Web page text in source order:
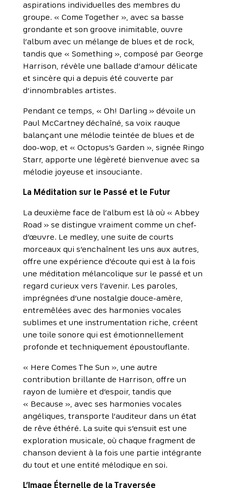
aspirations individuelles des membres du
groupe. « Come Together », avec sa basse
grondante et son groove inimitable, ouvre
l’album avec un mélange de blues et de rock,
tandis que « Something », composé par George
Harrison, révèle une ballade d’amour délicate
et sincère qui a depuis été couverte par
d’innombrables artistes.
Pendant ce temps, « Oh! Darling » dévoile un
Paul McCartney déchaîné, sa voix rauque
balançant une mélodie teintée de blues et de
doo-wop, et « Octopus’s Garden », signée Ringo
Starr, apporte une légèreté bienvenue avec sa
mélodie joyeuse et insouciante.
La Méditation sur le Passé et le Futur
La deuxième face de l’album est là où « Abbey
Road » se distingue vraiment comme un chef-
d’œuvre. Le medley, une suite de courts
morceaux qui s’enchaînent les uns aux autres,
offre une expérience d’écoute qui est à la fois
une méditation mélancolique sur le passé et un
regard curieux vers l’avenir. Les paroles,
imprégnées d’une nostalgie douce-amère,
entremêlées avec des harmonies vocales
sublimes et une instrumentation riche, créent
une toile sonore qui est émotionnellement
profonde et techniquement époustouflante.
« Here Comes The Sun », une autre
contribution brillante de Harrison, offre un
rayon de lumière et d’espoir, tandis que
« Because », avec ses harmonies vocales
angéliques, transporte l’auditeur dans un état
de rêve éthéré. La suite qui s’ensuit est une
exploration musicale, où chaque fragment de
chanson devient à la fois une partie intégrante
du tout et une entité mélodique en soi.
L’Image Éternelle de la Traversée